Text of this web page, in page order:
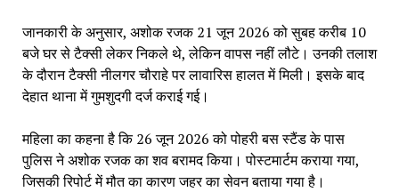
जानकारी के अनुसार, अशोक रजक 21 जून 2026 को सुबह करीब 10
बजे घर से टैक्सी लेकर निकले थे, लेकिन वापस नहीं लौटे। उनकी तलाश
के दौरान टैक्सी नीलगर चौराहे पर लावारिस हालत में मिली। इसके बाद
देहात थाना में गुमशुदगी दर्ज कराई गई।
महिला का कहना है कि 26 जून 2026 को पोहरी बस स्टैंड के पास
पुलिस ने अशोक रजक का शव बरामद किया। पोस्टमार्टम कराया गया,
जिसकी रिपोर्ट में मौत का कारण जहर का सेवन बताया गया है।